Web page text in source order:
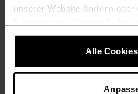
unserer Website ändern oder
Alle